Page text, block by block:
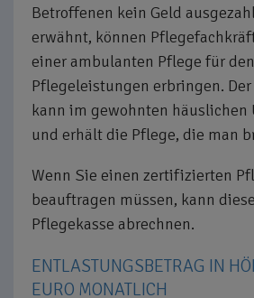
Betroffenen kein Geld
erwähnt, können
einer ambulanten Pflege für
Pflegeleistungen erbringen. Der
kann im gewohnten häuslichen
und erhält die Pflege, die man
Wenn Sie einen zertifizierten
beauftragen müssen, kann
Pflegekasse abrechnen.
ENTLASTUNGSBETRAG IN
EURO MONATLICH